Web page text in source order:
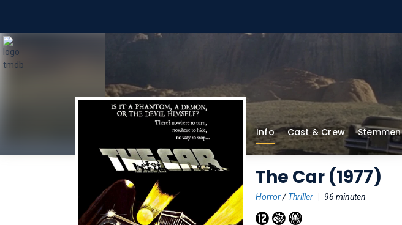
Info Cast & Crew Stemmen
The Car (1977)
Horror/ Thriller 96 minuten